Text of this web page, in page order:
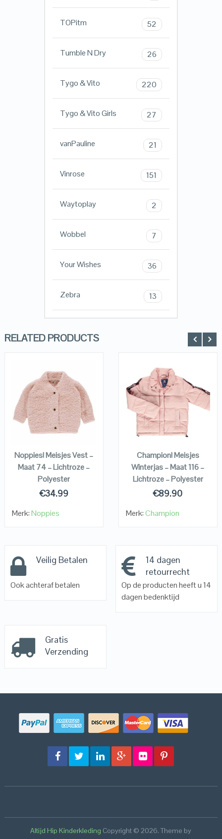
TOPitm 52
Tumble N Dry 26
Tygo & Vito 220
Tygo & Vito Girls 27
vanPauline 21
Vinrose 151
Waytoplay 2
Wobbel 7
Your Wishes 36
Zebra 13
RELATED PRODUCTS
QUICK LOOK
VIEW DETAILS
KOPEN
Noppies! Meisjes Vest –
Maat 74 – Lichtroze –
Polyester
€34.99
Merk:Noppies
QUICK LOOK
VIEW DETAILS
KOPEN
Champion! Meisjes
Winterjas – Maat 116 –
Lichtroze – Polyester
€89.90
Merk:Champion
Veilig Betalen
Ook achteraf betalen
14 dagen
retourrecht
Op de producten heeft u 14
dagen bedenktijd
Gratis
Verzending
Altijd Hip Kinderkleding Copyright © 2026.Theme by